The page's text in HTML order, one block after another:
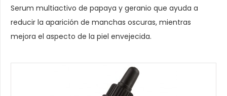
Serum multiactivo de papaya y geranio que ayuda a
reducir la aparición de manchas oscuras, mientras
mejora el aspecto de la piel envejecida.